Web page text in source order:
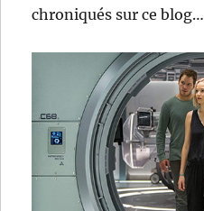
chroniqués sur ce blog…